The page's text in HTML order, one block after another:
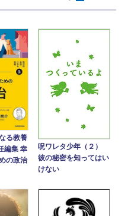
る教養
編集 幸
の政治
呪ワレタ少年（２）
彼の秘密を知ってはい
けない